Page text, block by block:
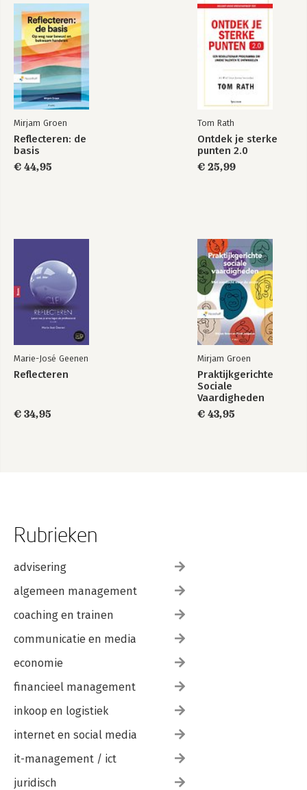
Mirjam Groen
Reflecteren: de
basis
€ 44,95
Tom Rath
Ontdek je sterke
punten 2.0
€ 25,99
Marie-José Geenen
Reflecteren
€ 34,95
Mirjam Groen
Praktijkgerichte
Sociale
Vaardigheden
€ 43,95
Rubrieken
advisering
algemeen management
coaching en trainen
communicatie en media
economie
financieel management
inkoop en logistiek
internet en social media
it-management / ict
juridisch